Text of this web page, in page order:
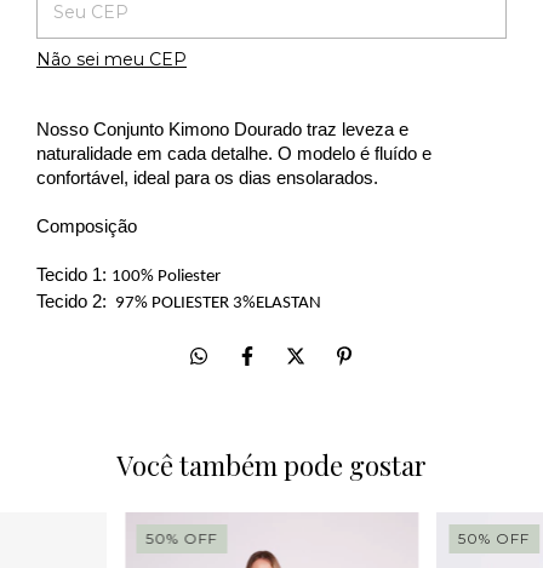
Não sei meu CEP
Nosso Conjunto Kimono Dourado traz leveza e
naturalidade em cada detalhe. O modelo é fluído e
confortável, ideal para os dias ensolarados.
Composição
Tecido 1: 100% Poliester
Tecido 2: 97% POLIESTER 3%ELASTAN
Você também pode gostar
50% OFF 50% OFF